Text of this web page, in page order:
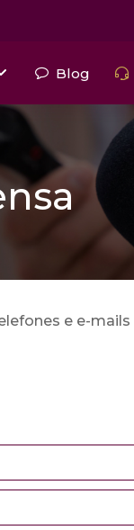
Blog
e e-mails